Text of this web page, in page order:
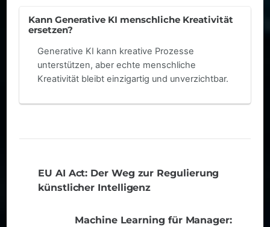
Kann Generative KI menschliche Kreativität
ersetzen?
Generative KI kann kreative Prozesse
unterstützen, aber echte menschliche
Kreativität bleibt einzigartig und unverzichtbar.
EU AI Act: Der Weg zur Regulierung
künstlicher Intelligenz
Machine Learning für Manager: